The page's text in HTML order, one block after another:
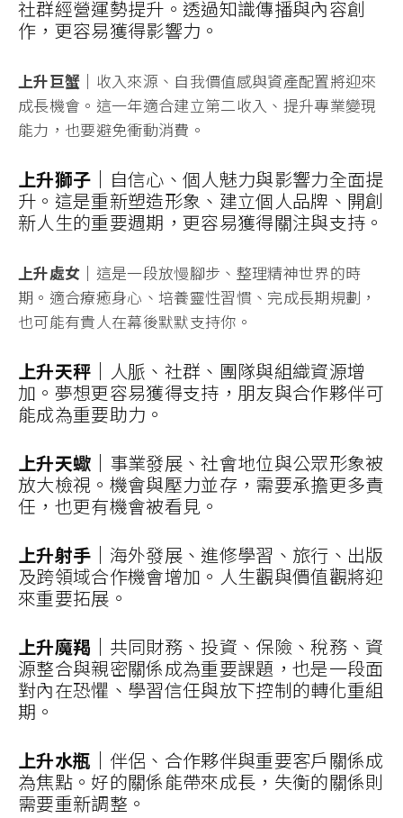
社群經營運勢提升。透過知識傳播與內容創
作，更容易獲得影響力。
上升巨蟹｜ 收入來源、自我價值感與資產配置將迎來
成長機會。這一年適合建立第二收入、提升專業變現
能力，也要避免衝動消費。
上升獅子｜ 自信心、個人魅力與影響力全面提
升。這是重新塑造形象、建立個人品牌、開創
新人生的重要週期，更容易獲得關注與支持。
上升處女｜ 這是一段放慢腳步、整理精神世界的時
期。適合療癒身心、培養靈性習慣、完成長期規劃，
也可能有貴人在幕後默默支持你。
上升天秤｜ 人脈、社群、團隊與組織資源增
加。夢想更容易獲得支持，朋友與合作夥伴可
能成為重要助力。
上升天蠍｜ 事業發展、社會地位與公眾形象被
放大檢視。機會與壓力並存，需要承擔更多責
任，也更有機會被看見。
上升射手｜ 海外發展、進修學習、旅行、出版
及跨領域合作機會增加。人生觀與價值觀將迎
來重要拓展。
上升魔羯｜ 共同財務、投資、保險、稅務、資
源整合與親密關係成為重要課題，也是一段面
對內在恐懼、學習信任與放下控制的轉化重組
期。
上升水瓶｜ 伴侶、合作夥伴與重要客戶關係成
為焦點。好的關係能帶來成長，失衡的關係則
需要重新調整。